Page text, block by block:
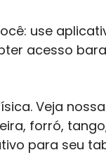
use
acesso
Veja
forró,
para seu